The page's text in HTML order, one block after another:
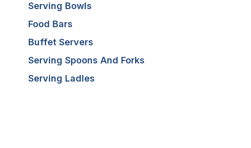
Serving Bowls
Food Bars
Buffet Servers
Serving Spoons And Forks
Serving Ladles